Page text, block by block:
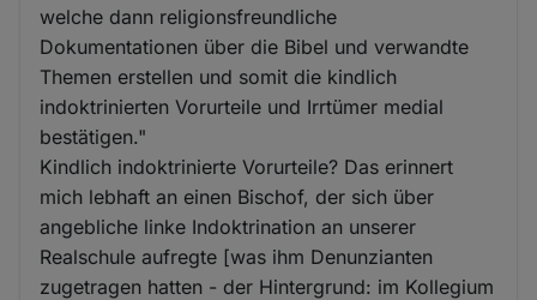
welche dann religionsfreundliche
Dokumentationen über die Bibel und verwandte
Themen erstellen und somit die kindlich
indoktrinierten Vorurteile und Irrtümer medial
bestätigen."
Kindlich indoktrinierte Vorurteile? Das erinnert
mich lebhaft an einen Bischof, der sich über
angebliche linke Indoktrination an unserer
Realschule aufregte [was ihm Denunzianten
zugetragen hatten - der Hintergrund: im Kollegium